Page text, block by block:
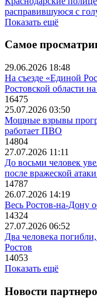
расправившуюся с
Показать ещё
Самое
29.06.2026 18:48
На съезде «Единой
Ростовской области
16475
25.07.2026 03:50
Мощные взрывы
работает ПВО
14804
27.07.2026 11:11
До восьми человек
после вражеской
14787
26.07.2026 14:19
Весь Ростов-на-Дону
14324
27.07.2026 06:52
Два человека
Ростов
14053
Показать ещё
Новости